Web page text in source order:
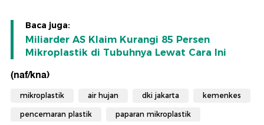
Baca juga:
Miliarder AS Klaim Kurangi 85 Persen
Mikroplastik di Tubuhnya Lewat Cara Ini
(naf/kna)
mikroplastik air hujan dki jakarta kemenkes
pencemaran plastik paparan mikroplastik